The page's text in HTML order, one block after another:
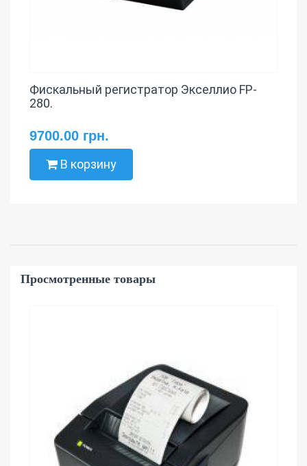
Фискальный регистратор Экселлио FP-
280.
9700.00 грн.
В корзину
Просмотренные товары